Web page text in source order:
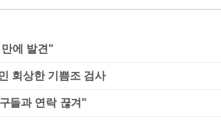
에 발견"
회상한 기쁨조 검사
들과 연락 끊겨"